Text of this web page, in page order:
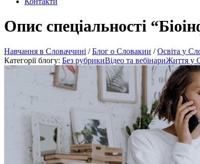
Опис спеціальності
Навчання в Словаччині /Блог о Словакии /Освіта у
Категорії блогу: Без рубрикиВідео та вебінариЖиття у